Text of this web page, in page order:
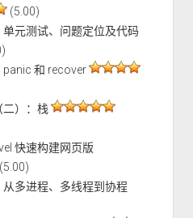
(5.00)
元测试、问题定位及代码
panic 和 recover
二）：栈
快速构建网页版
多进程、多线程到协程